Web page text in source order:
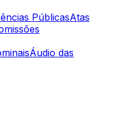
PúblicasAtas
Áudio das